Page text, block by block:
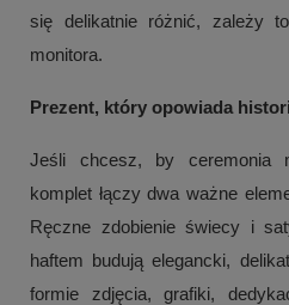
się delikatnie różnić, zależy
monitora.
Prezent, który opowiada
Jeśli chcesz, by ceremonia
komplet łączy dwa ważne
Ręczne zdobienie świecy i
haftem budują elegancki,
formie zdjęcia, grafiki,